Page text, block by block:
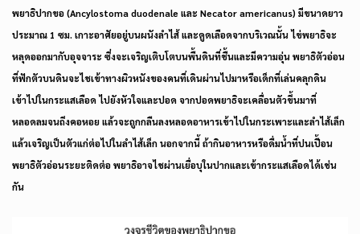
พยาธิปากขอ (Ancylostoma duodenale และ Necator americanus) มีขนาดยาว
ประมาณ 1 ซม. เกาะอาศัยอยู่บนผนังลำไส้ และดูดเลือดจากบริเวณนั้น ไข่พยาธิจะ
หลุดออกมากับอุจจาระ ซึ่งจะเจริญเติบโตบนพื้นดินที่ชื้นและมีความอุ่น พยาธิตัวอ่อน
ที่ฟักตัวบนดินจะไชเข้าทางผิวหนังของคนที่เดินผ่านไปมาหรือเด็กที่เล่นคลุกดิน
เข้าไปในกระแสเลือด ไปยังหัวใจและปอด จากปอดพยาธิจะเคลื่อนตัวขึ้นมาที่
หลอดลมจนถึงคอหอย แล้วจะถูกกลืนลงหลอดอาหารเข้าไปในกระเพาะและลำไส้เล็ก
แล้วเจริญเป็นตัวแก่ต่อไปในลำไส้เล็ก นอกจากนี้ ถ้ากินอาหารหรือดื่มน้ำที่ปนเปื้อน
พยาธิตัวอ่อนระยะติดต่อ พยาธิอาจไชผ่านเยื่อบุในปากและเข้ากระแสเลือดได้เช่น
กัน